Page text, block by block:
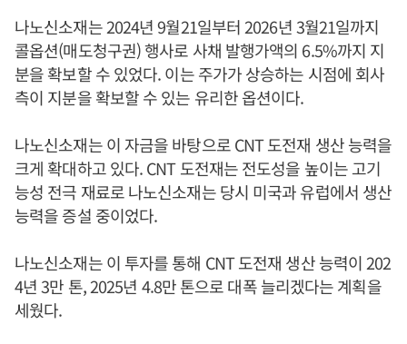
나노신소재는 2024년 9월21일부터 2026년 3월21일까지
콜옵션(매도청구권) 행사로 사채 발행가액의 6.5%까지 지
분을 확보할 수 있었다. 이는 주가가 상승하는 시점에 회사
측이 지분을 확보할 수 있는 유리한 옵션이다.
나노신소재는 이 자금을 바탕으로 CNT 도전재 생산 능력을
크게 확대하고 있다. CNT 도전재는 전도성을 높이는 고기
능성 전극 재료로 나노신소재는 당시 미국과 유럽에서 생산
능력을 증설 중이었다.
나노신소재는 이 투자를 통해 CNT 도전재 생산 능력이 202
4년 3만 톤, 2025년 4.8만 톤으로 대폭 늘리겠다는 계획을
세웠다.